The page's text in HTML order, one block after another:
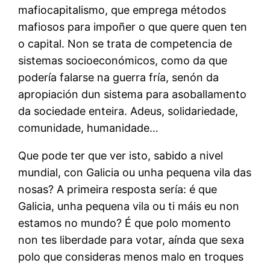
mafiocapitalismo, que emprega métodos
mafiosos para impoñer o que quere quen ten
o capital. Non se trata de competencia de
sistemas socioeconómicos, como da que
podería falarse na guerra fría, senón da
apropiación dun sistema para asoballamento
da sociedade enteira. Adeus, solidariedade,
comunidade, humanidade…
Que pode ter que ver isto, sabido a nivel
mundial, con Galicia ou unha pequena vila das
nosas? A primeira resposta sería: é que
Galicia, unha pequena vila ou ti máis eu non
estamos no mundo? É que polo momento
non tes liberdade para votar, aínda que sexa
polo que consideras menos malo en troques